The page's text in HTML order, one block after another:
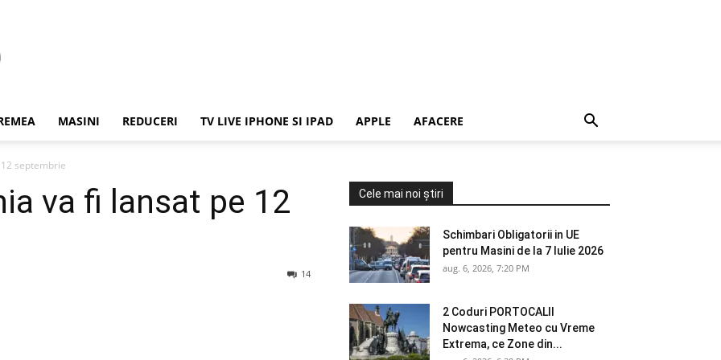
MASINI REDUCERI TV LIVE IPHONE SI IPAD APPLE AFACERE
septembrie
va fi lansat pe 12
14
Cele mai noi știri
Schimbari Obligatorii in UE
pentru Masini de la 7 Iulie 2026
aug. 6, 2026, 7:20 PM
2 Coduri PORTOCALII
Nowcasting Meteo cu Vreme
Extrema, ce Zone din...